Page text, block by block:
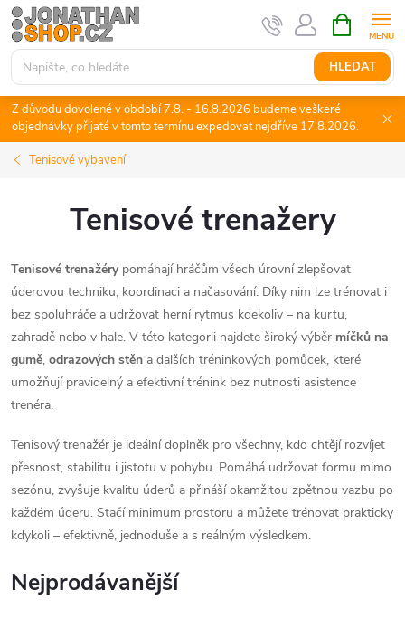
Přejít
na
obsah
HLEDAT
NÁKUPNÍ
KOŠÍK
Z důvodu dovolené v období 7.8. - 16.8.2026 budeme veškeré
objednávky přijaté v tomto termínu expedovat nejdříve 17.8.2026.
Tenisové vybavení
Tenisové trenažery
Tenisové trenažérypomáhají hráčům všech úrovní zlepšovat
úderovou techniku, koordinaci a načasování. Díky nim lze trénovat i
bez spoluhráče a udržovat herní rytmus kdekoliv – na kurtu,
zahradě nebo v hale. V této kategorii najdete široký výběr míčků na
gumě, odrazových stěn a dalších tréninkových pomůcek, které
umožňují pravidelný a efektivní trénink bez nutnosti asistence
trenéra.
Tenisový trenažér je ideální doplněk pro všechny, kdo chtějí rozvíjet
přesnost, stabilitu i jistotu v pohybu. Pomáhá udržovat formu mimo
sezónu, zvyšuje kvalitu úderů a přináší okamžitou zpětnou vazbu po
každém úderu. Stačí minimum prostoru a můžete trénovat prakticky
kdykoli – efektivně, jednoduše a s reálným výsledkem.
Nejprodávanější